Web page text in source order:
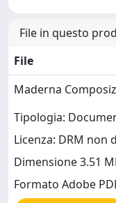
File in questo
File
Maderna
Tipologia:
Licenza: DRM non
Dimensione 3.51
Formato Adobe